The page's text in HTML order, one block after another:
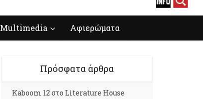
Multimedia Αφιερώματα
Πρόσφατα άρθρα
Kaboom 12 στο Literature House